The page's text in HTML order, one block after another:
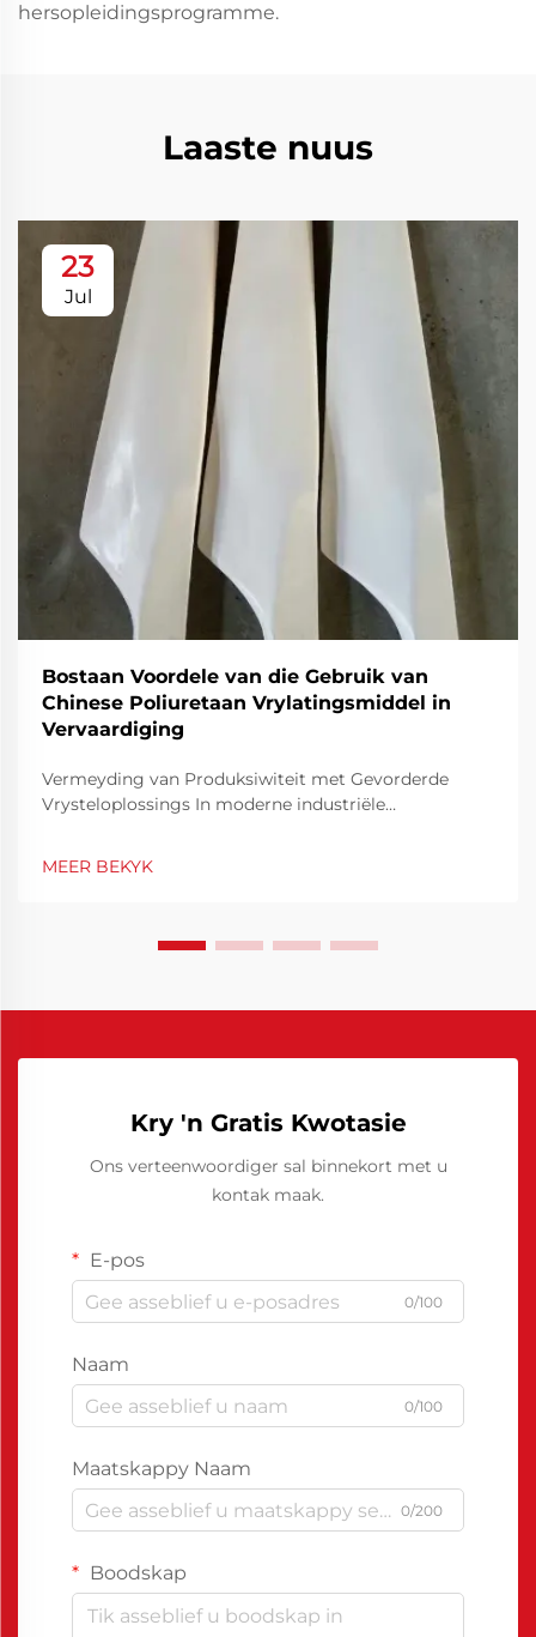
hersopleidingsprogramme.
Laaste nuus
23
Jul
Bostaan Voordele van die Gebruik van
Chinese Poliuretaan Vrylatingsmiddel in
Vervaardiging
Vermeyding van Produksiwiteit met Gevorderde
Vrysteloplossings In moderne industriële
essensiële gereedskap wat bydra tot produksie-
MEER BEKYK
Kry 'n Gratis Kwotasie
Ons verteenwoordiger sal binnekort met u
kontak maak.
E-pos
0/100
Naam
0/100
Maatskappy Naam
0/200
Boodskap